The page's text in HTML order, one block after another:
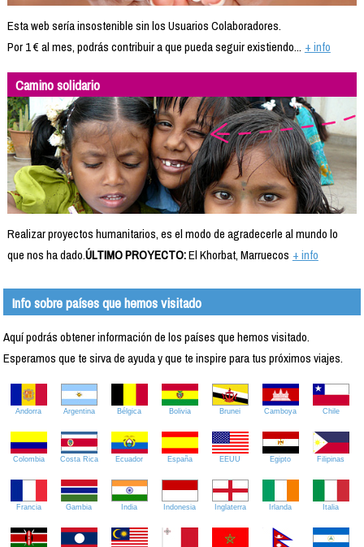
Esta web sería insostenible sin los Usuarios Colaboradores.
Por 1 € al mes, podrás contribuir a que pueda seguir existiendo... + info
Camino solidario
Realizar proyectos humanitarios, es el modo de agradecerle al mundo lo
que nos ha dado.ÚLTIMO PROYECTO:El Khorbat, Marruecos + info
Info sobre países que hemos visitado
Aquí podrás obtener información de los países que hemos visitado.
Esperamos que te sirva de ayuda y que te inspire para tus próximos viajes.
Andorra Argentina Bélgica Bolivia Brunei Camboya Chile
Colombia Costa Rica Ecuador España EEUU Egipto Filipinas
Francia Gambia India Indonesia Inglaterra Irlanda Italia